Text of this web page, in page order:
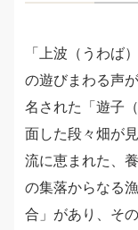
「上波（うわば
の遊びまわる声
名された「遊子
面した段々畑が
流に恵まれた、
の集落からなる
合」があり、そ